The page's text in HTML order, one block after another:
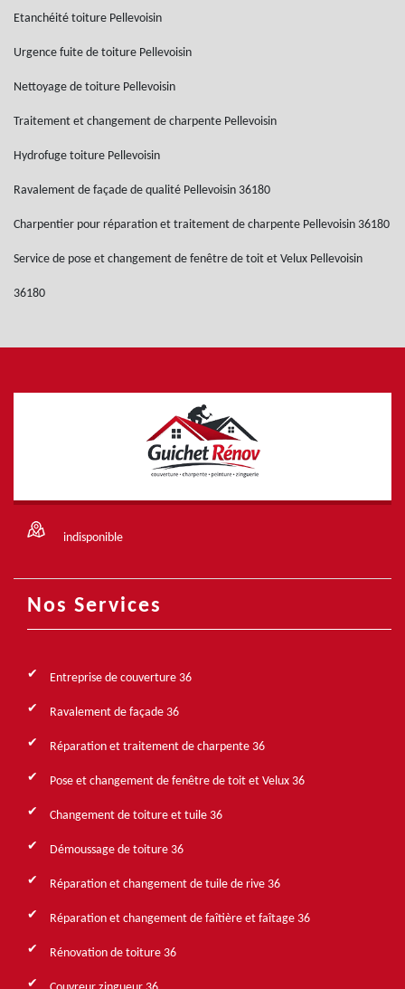
Etanchéité toiture Pellevoisin
Urgence fuite de toiture Pellevoisin
Nettoyage de toiture Pellevoisin
Traitement et changement de charpente Pellevoisin
Hydrofuge toiture Pellevoisin
Ravalement de façade de qualité Pellevoisin 36180
Charpentier pour réparation et traitement de charpente Pellevoisin 36180
Service de pose et changement de fenêtre de toit et Velux Pellevoisin
36180
indisponible
Nos Services
Entreprise de couverture 36
Ravalement de façade 36
Réparation et traitement de charpente 36
Pose et changement de fenêtre de toit et Velux 36
Changement de toiture et tuile 36
Démoussage de toiture 36
Réparation et changement de tuile de rive 36
Réparation et changement de faîtière et faîtage 36
Rénovation de toiture 36